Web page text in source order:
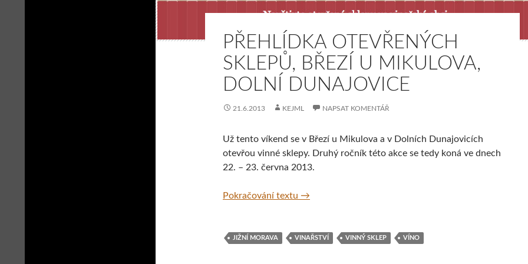
PŘEHLÍDKA OTEVŘENÝCH
SKLEPŮ, BŘEZÍ U MIKULOVA,
DOLNÍ DUNAJOVICE
21.6.2013 KEJML NAPSAT KOMENTÁŘ
Už tento víkend se v Březí u Mikulova a v Dolních Dunajovicích
otevřou vinné sklepy. Druhý ročník této akce se tedy koná ve dnech
22. – 23. června 2013.
Pokračování textu Přehlídka otevřených sklepů, Březí u Mikulova, Dolní
→
JIŽNÍ MORAVA VINAŘSTVÍ VINNÝ SKLEP VÍNO